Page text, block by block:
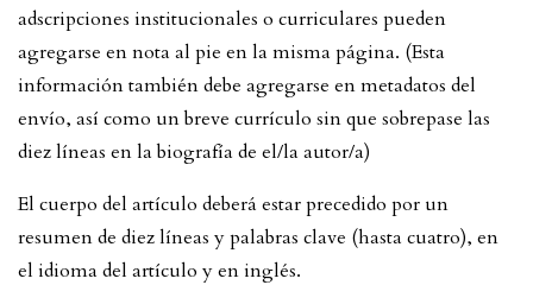
adscripciones institucionales o curriculares pueden
agregarse en nota al pie en la misma página. (Esta
información también debe agregarse en metadatos del
envío, así como un breve currículo sin que sobrepase las
diez líneas en la biografía de el/la autor/a)
El cuerpo del artículo deberá estar precedido por un
resumen de diez líneas y palabras clave (hasta cuatro), en
el idioma del artículo y en inglés.